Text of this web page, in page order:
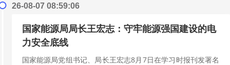
26-08-07 08:59:06
国家能源局局长王宏志：守牢能源强国建设的电
力安全底线
国家能源局党组书记、局长王宏志8月7日在学习时报刊发署名